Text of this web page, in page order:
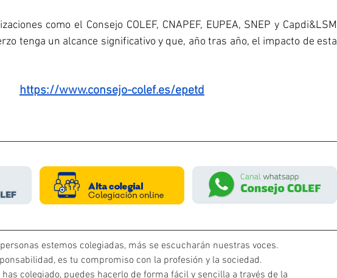
como el Consejo COLEF, CNAPEF, EUPEA, SNEP y Capdi&LSM
tenga un alcance significativo y que, año tras año, el impacto de esta
https://www.consejo-colef.es/epetd
estemos colegiadas, más se escucharán nuestras voces.
es tu compromiso con la profesión y la sociedad.
colegiado, puedes hacerlo de forma fácil y sencilla a través de la